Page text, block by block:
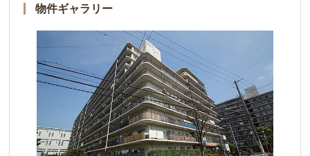
物件ギャラリー